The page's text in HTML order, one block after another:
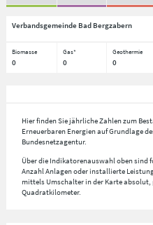
Verbandsgemeinde Bad Bergzabern
Biomasse Gas* Geothermie
0 0 0
Hier finden Sie jährliche Zahlen zum
Erneuerbaren Energien auf Grundlage
Bundesnetzagentur.
Über die Indikatorenauswahl oben
Anzahl Anlagen oder installierte
mittels Umschalter in der Karte
Quadratkilometer.